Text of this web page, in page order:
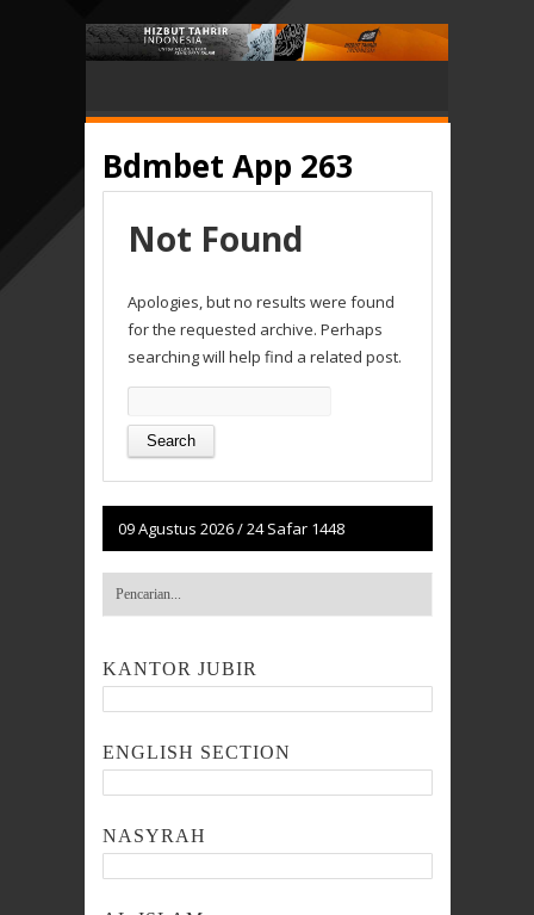
Bdmbet App 263
Not Found
Apologies, but no results were found
for the requested archive. Perhaps
searching will help find a related post.
for:
09 Agustus 2026/24 Safar 1448
KANTOR JUBIR
ENGLISH SECTION
NASYRAH